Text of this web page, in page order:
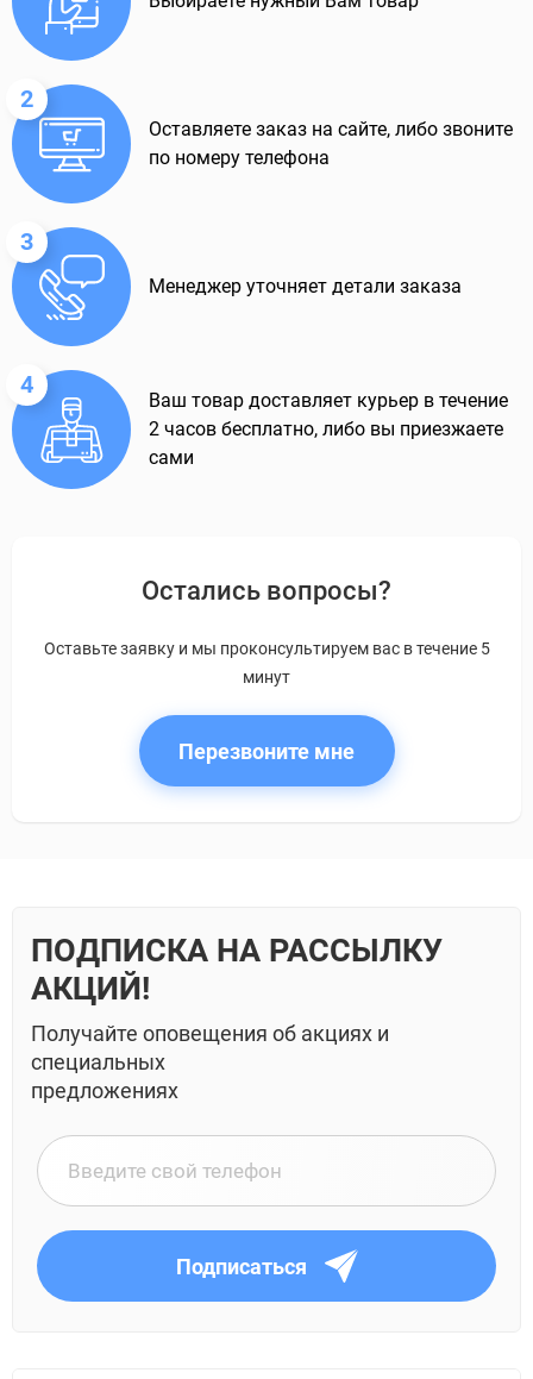
2
Оставляете заказ на сайте, либо звоните
по номеру телефона
3
Менеджер уточняет детали заказа
4
Ваш товар доставляет курьер в течение
2 часов бесплатно, либо вы приезжаете
сами
Остались вопросы?
Оставьте заявку и мы проконсультируем вас в течение 5
минут
Перезвоните мне
ПОДПИСКА НА РАССЫЛКУ
АКЦИЙ!
Получайте оповещения об акциях и
специальных
предложениях
Подписаться